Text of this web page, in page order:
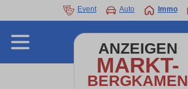
Event Auto Immo
ANZEIGEN
MARKT-
BERGKAMEN